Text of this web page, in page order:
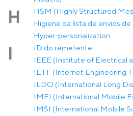
H HSM (Highly Structured
Higiene da lista de envios de
Hyper-personalization
I
ID do remetente
IEEE (Institute of Electrical
IETF (Internet Engineering
ILDO (International Long
IMEI (International Mobile
IMSI (International Mobile